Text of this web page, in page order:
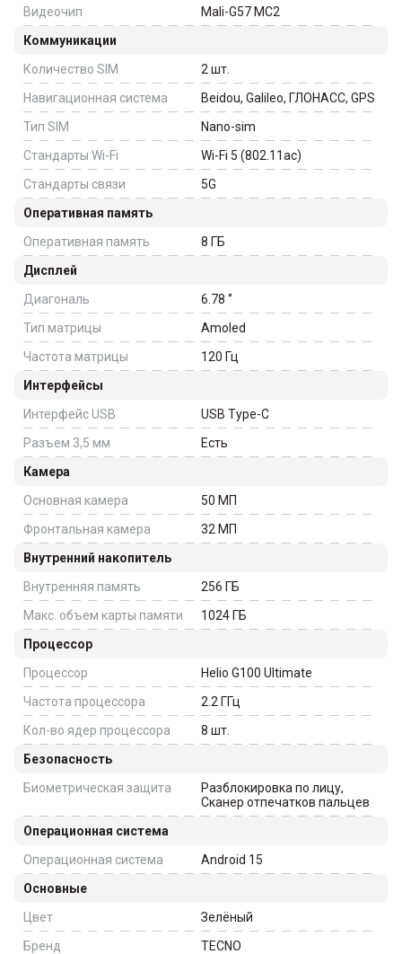
Видеочип
Mali-G57 MC2
Коммуникации
Количество SIM
2 шт.
Навигационная система
Beidou, Galileo, ГЛОНАСС, GPS
Тип SIM
Nano-sim
Стандарты Wi-Fi
Wi-Fi 5 (802.11ac)
Стандарты связи
5G
Оперативная память
Оперативная память
8 ГБ
Дисплей
Диагональ
6.78 ‘’
Тип матрицы
Amoled
Частота матрицы
120 Гц
Интерфейсы
Интерфейс USB
USB Type-C
Разъем 3,5 мм
Есть
Камера
Основная камера
50 МП
Фронтальная камера
32 МП
Внутренний накопитель
Внутренняя память
256 ГБ
Макс. объем карты памяти
1024 ГБ
Процессор
Процессор
Helio G100 Ultimate
Частота процессора
2.2 ГГц
Кол-во ядер процессора
8 шт.
Безопасность
Биометрическая защита
Разблокировка по лицу,
Сканер отпечатков пальцев
Операционная система
Операционная система
Android 15
Основные
Цвет
Зелёный
Бренд
TECNO